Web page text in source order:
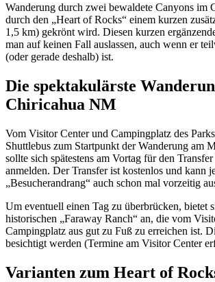
Wanderung durch zwei bewaldete Canyons im
durch den „Heart of Rocks“ einem kurzen
1,5 km) gekrönt wird. Diesen kurzen
man auf keinen Fall auslassen, auch wenn er
(oder gerade deshalb) ist.
Die spektakulärste
Chiricahua NM
Vom Visitor Center und Campingplatz des
Shuttlebus zum Startpunkt der Wanderung am
sollte sich spätestens am Vortag für den
anmelden. Der Transfer ist kostenlos und kann
„Besucherandrang“ auch schon mal vorzeitig
Um eventuell einen Tag zu überbrücken, bietet
historischen „Faraway Ranch“ an, die vom
Campingplatz aus gut zu Fuß zu erreichen ist.
besichtigt werden (Termine am Visitor Center
Varianten zum Heart of